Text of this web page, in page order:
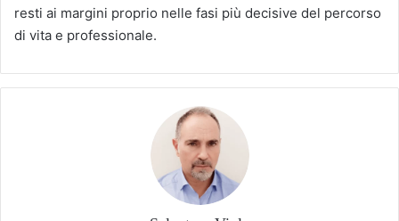
resti ai margini proprio nelle fasi più decisive del percorso
di vita e professionale.